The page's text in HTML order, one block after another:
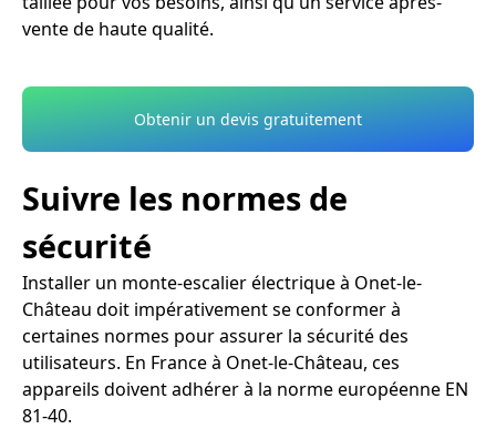
vente de haute qualité.
Obtenir un devis gratuitement
Suivre les normes de
sécurité
Installer un monte-escalier électrique à Onet-le-
Château doit impérativement se conformer à
certaines normes pour assurer la sécurité des
utilisateurs. En France à Onet-le-Château, ces
appareils doivent adhérer à la norme européenne EN
81-40.